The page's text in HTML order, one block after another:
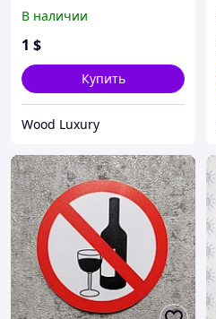
В наличии
1 $
Купить
Wood Luxury